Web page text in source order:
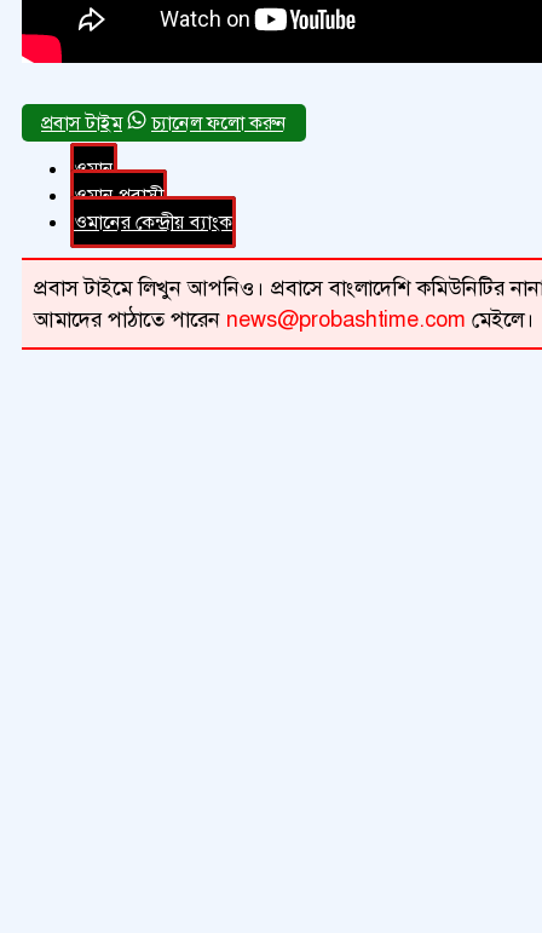
চ্যানেল ফলো করুন
ওমান
ওমান প্রবাসী
ওমানের কেন্দ্রীয় ব্যাংক
প্রবাস টাইমে লিখুন আপনিও। প্রবাসে বাংলাদেশি কমিউনিটির
আমাদের পাঠাতে পারেন news@probashtime.com মেইলে।